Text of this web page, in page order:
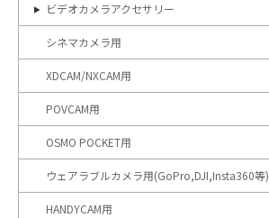
ビデオカメラアクセサリー
シネマカメラ用
XDCAM/NXCAM用
POVCAM用
OSMO POCKET用
ウェアラブルカメラ用(GoPro,DJI,Insta360等)
HANDYCAM用